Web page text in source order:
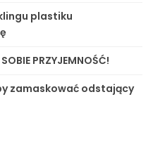
plastiku
PRZYJEMNOŚĆ!
zamaskować odstający